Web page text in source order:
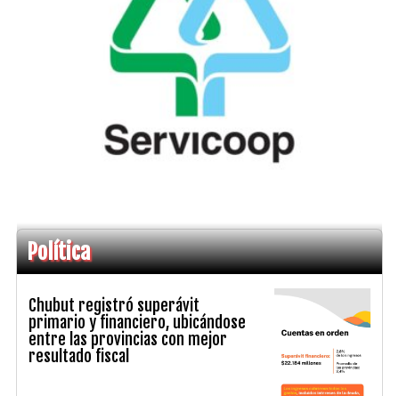
Política
Chubut registró superávit
primario y financiero, ubicándose
entre las provincias con mejor
resultado fiscal